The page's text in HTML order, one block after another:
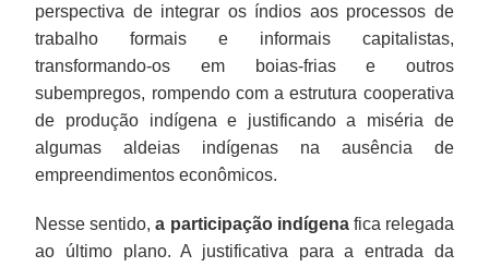
perspectiva de integrar os índios aos processos de
trabalho formais e informais capitalistas,
transformando-os em boias-frias e outros
subempregos, rompendo com a estrutura cooperativa
de produção indígena e justificando a miséria de
algumas aldeias indígenas na ausência de
empreendimentos econômicos.
Nesse sentido,a participação indígenafica relegada
ao último plano. A justificativa para a entrada da